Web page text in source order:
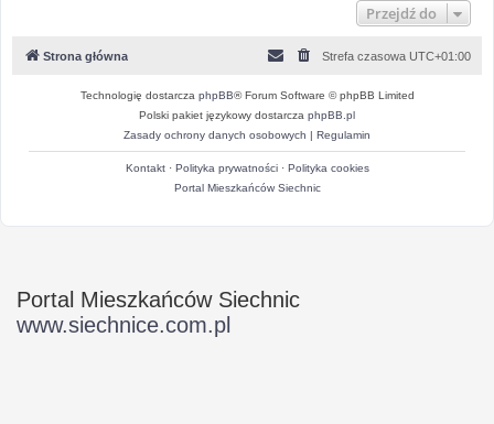
Przejdź do
Strona główna Strefa czasowa UTC+01:00
Technologię dostarcza phpBB® Forum Software © phpBB Limited
Polski pakiet językowy dostarcza phpBB.pl
Zasady ochrony danych osobowych | Regulamin
Kontakt· Polityka prywatności· Polityka cookies
Portal Mieszkańców Siechnic
Portal Mieszkańców Siechnic
www.siechnice.com.pl